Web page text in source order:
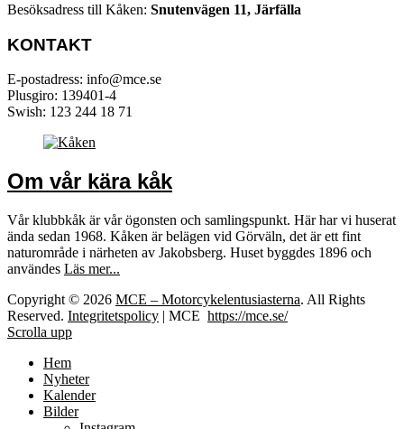
Besöksadress till Kåken: Snutenvägen 11, Järfälla
KONTAKT
E-postadress: info@mce.se
Plusgiro: 139401-4
Swish: 123 244 18 71
Om vår kära kåk
Vår klubbkåk är vår ögonsten och samlingspunkt. Här har vi huserat
ända sedan 1968. Kåken är belägen vid Görväln, det är ett fint
naturområde i närheten av Jakobsberg. Huset byggdes 1896 och
användes Läs mer...
Copyright © 2026 MCE – Motorcykelentusiasterna. All Rights
Reserved. Integritetspolicy | MCE https://mce.se/
Scrolla upp
Hem
Nyheter
Kalender
Bilder